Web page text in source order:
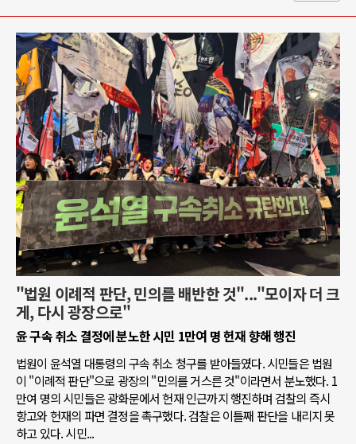
"법원 이례적 판단, 민의를 배반한 것"..."모이자 더 크
게, 다시 광장으로"
윤 구속 취소 결정에 분노한 시민 1만여 명 헌재 향해 행진
법원이 윤석열 대통령의 구속 취소 청구를 받아들였다. 시민들은 법원
이 "이례적 판단"으로 광장의 "민의를 거스른 것"이라면서 분노했다. 1
만여 명의 시민들은 광화문에서 헌재 인근까지 행진하며 검찰의 즉시
항고와 헌재의 파면 결정을 촉구했다. 검찰은 이틀째 판단을 내리지 못
하고 있다. 시민...